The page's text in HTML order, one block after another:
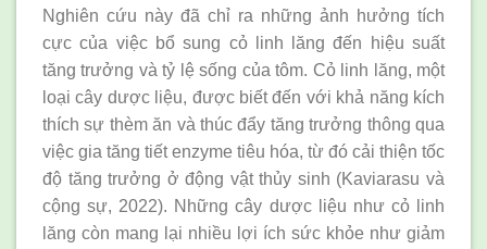
Nghiên cứu này đã chỉ ra những ảnh hưởng tích
cực của việc bổ sung cỏ linh lăng đến hiệu suất
tăng trưởng và tỷ lệ sống của tôm. Cỏ linh lăng, một
loại cây dược liệu, được biết đến với khả năng kích
thích sự thèm ăn và thúc đẩy tăng trưởng thông qua
việc gia tăng tiết enzyme tiêu hóa, từ đó cải thiện tốc
độ tăng trưởng ở động vật thủy sinh (Kaviarasu và
cộng sự, 2022). Những cây dược liệu như cỏ linh
lăng còn mang lại nhiều lợi ích sức khỏe như giảm